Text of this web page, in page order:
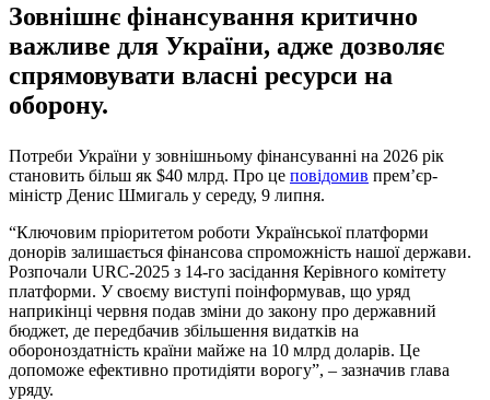
Зовнішнє фінансування критично
важливе для України, адже дозволяє
спрямовувати власні ресурси на
оборону.
Потреби України у зовнішньому фінансуванні на 2026 рік
становить більш як $40 млрд. Про це повідомив прем’єр-
міністр Денис Шмигаль у середу, 9 липня.
“Ключовим пріоритетом роботи Української платформи
донорів залишається фінансова спроможність нашої держави.
Розпочали URC-2025 з 14-го засідання Керівного комітету
платформи. У своєму виступі поінформував, що уряд
наприкінці червня подав зміни до закону про державний
бюджет, де передбачив збільшення видатків на
обороноздатність країни майже на 10 млрд доларів. Це
допоможе ефективно протидіяти ворогу”, – зазначив глава
уряду.